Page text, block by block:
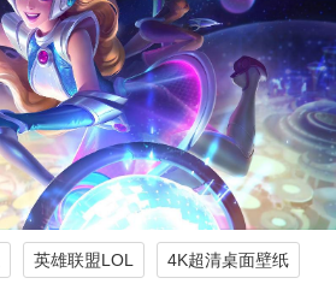
英雄联盟LOL 4K超清桌面壁纸